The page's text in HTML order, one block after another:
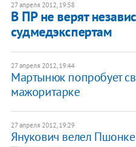
27 апреля 2012, 19:58
В ПР не верят
судмедэкспертам
27 апреля 2012, 19:44
Мартынюк попробует
мажоритарке
27 апреля 2012, 19:29
Янукович велел